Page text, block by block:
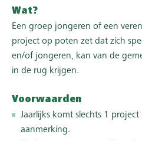
Wat?
Een groep jongeren of een
project op poten zet dat zich
en/of jongeren, kan van de
in de rug krijgen.
Voorwaarden
Jaarlijks komt slechts 1
aanmerking.